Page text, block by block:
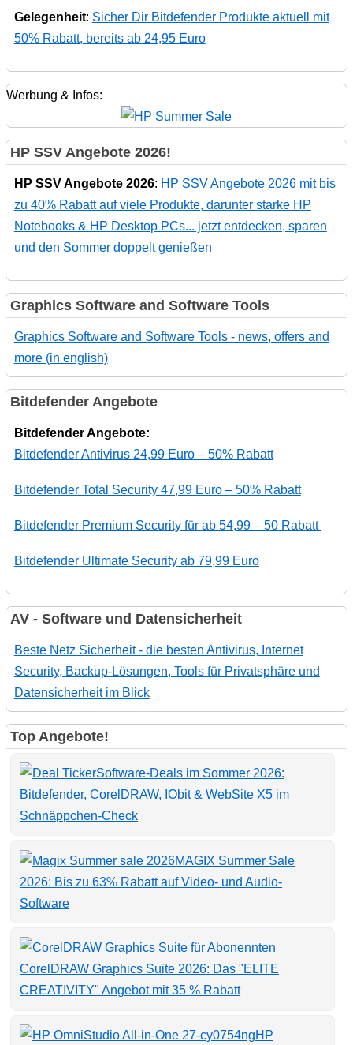
Gelegenheit: Sicher Dir Bitdefender Produkte aktuell mit
50% Rabatt, bereits ab 24,95 Euro
Werbung & Infos:
HP SSV Angebote 2026!
HP SSV Angebote 2026: HP SSV Angebote 2026 mit bis
zu 40% Rabatt auf viele Produkte, darunter starke HP
Notebooks & HP Desktop PCs... jetzt entdecken, sparen
und den Sommer doppelt genießen
Graphics Software and Software Tools
Graphics Software and Software Tools - news, offers and
more (in english)
Bitdefender Angebote
Bitdefender Angebote:
Bitdefender Antivirus 24,99 Euro – 50% Rabatt
Bitdefender Total Security 47,99 Euro – 50% Rabatt
Bitdefender Premium Security für ab 54,99 – 50 Rabatt
Bitdefender Ultimate Security ab 79,99 Euro
AV - Software und Datensicherheit
Beste Netz Sicherheit - die besten Antivirus, Internet
Security, Backup-Lösungen, Tools für Privatsphäre und
Datensicherheit im Blick
Top Angebote!
Software-Deals im Sommer 2026:
Bitdefender, CorelDRAW, IObit & WebSite X5 im
Schnäppchen-Check
MAGIX Summer Sale
2026: Bis zu 63% Rabatt auf Video- und Audio-
Software
CorelDRAW Graphics Suite 2026: Das "ELITE
CREATIVITY" Angebot mit 35 % Rabatt
HP